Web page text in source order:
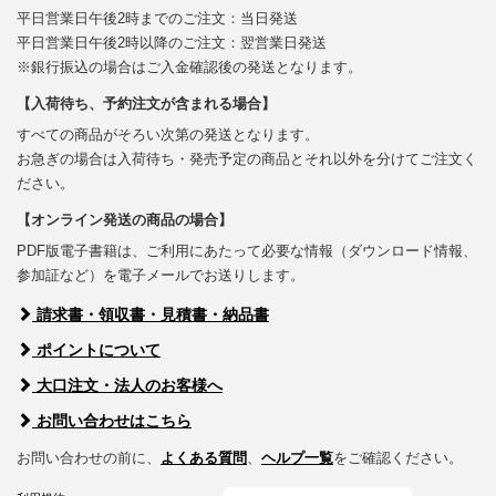
平日営業日午後2時までのご注文：当日発送
平日営業日午後2時以降のご注文：翌営業日発送
※銀行振込の場合はご入金確認後の発送となります。
【入荷待ち、予約注文が含まれる場合】
すべての商品がそろい次第の発送となります。
お急ぎの場合は入荷待ち・発売予定の商品とそれ以外を分けてご注文く
ださい。
【オンライン発送の商品の場合】
PDF版電子書籍は、ご利用にあたって必要な情報（ダウンロード情報、
参加証など）を電子メールでお送りします。
請求書・領収書・見積書・納品書
ポイントについて
大口注文・法人のお客様へ
お問い合わせはこちら
お問い合わせの前に、 よくある質問 ヘルプ一覧をご確認ください。